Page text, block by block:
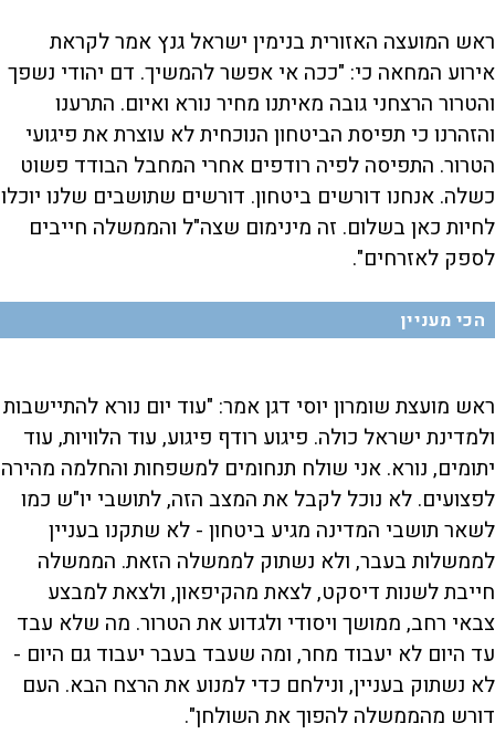
ראש המועצה האזורית בנימין ישראל גנץ אמר לקראת
אירוע המחאה כי: "ככה אי אפשר להמשיך. דם יהודי נשפך
והטרור הרצחני גובה מאיתנו מחיר נורא ואיום. התרענו
והזהרנו כי תפיסת הביטחון הנוכחית לא עוצרת את פיגועי
הטרור. התפיסה לפיה רודפים אחרי המחבל הבודד פשוט
כשלה. אנחנו דורשים ביטחון. דורשים שתושבים שלנו יוכלו
לחיות כאן בשלום. זה מינימום שצה"ל והממשלה חייבים
לספק לאזרחים".
הכי מעניין
ראש מועצת שומרון יוסי דגן אמר: "עוד יום נורא להתיישבות
ולמדינת ישראל כולה. פיגוע רודף פיגוע, עוד הלוויות, עוד
יתומים, נורא. אני שולח תנחומים למשפחות והחלמה מהירה
לפצועים. לא נוכל לקבל את המצב הזה, לתושבי יו"ש כמו
לשאר תושבי המדינה מגיע ביטחון - לא שתקנו בעניין
לממשלות בעבר, ולא נשתוק לממשלה הזאת. הממשלה
חייבת לשנות דיסקט, לצאת מהקיפאון, ולצאת למבצע
צבאי רחב, ממושך ויסודי ולגדוע את הטרור. מה שלא עבד
עד היום לא יעבוד מחר, ומה שעבד בעבר יעבוד גם היום -
לא נשתוק בעניין, ונילחם כדי למנוע את הרצח הבא. העם
דורש מהממשלה להפוך את השולחן".